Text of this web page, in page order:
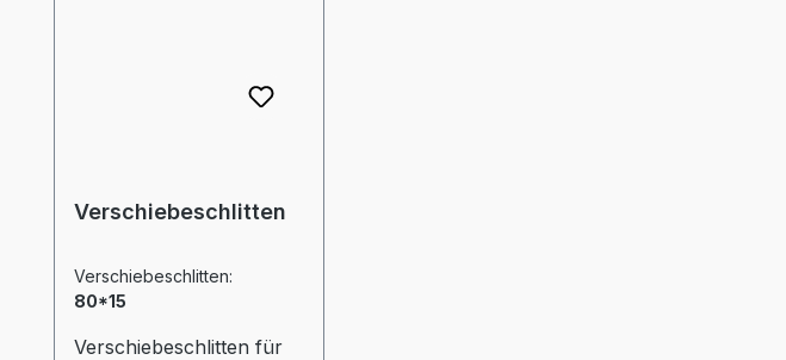
Verschiebeschlitten
Verschiebeschlitten:
80*15
Verschiebeschlitten für